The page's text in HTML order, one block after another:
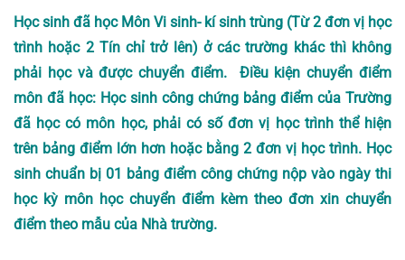
Học sinh đã học Môn Vi sinh- kí sinh trùng (Từ 2 đơn vị học
trình hoặc 2 Tín chỉ trở lên) ở các trường khác thì không
phải học và được chuyển điểm. Điều kiện chuyển điểm
môn đã học: Học sinh công chứng bảng điểm của Trường
đã học có môn học, phải có số đơn vị học trình thể hiện
trên bảng điểm lớn hơn hoặc bằng 2 đơn vị học trình. Học
sinh chuẩn bị 01 bảng điểm công chứng nộp vào ngày thi
học kỳ môn học chuyển điểm kèm theo đơn xin chuyển
điểm theo mẫu của Nhà trường.